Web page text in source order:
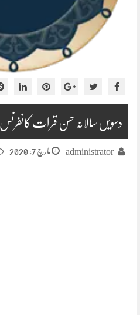
دسویں سالانہ حسن قرات کانفرنس 2020-02-29
administrator مارچ 7, 2020